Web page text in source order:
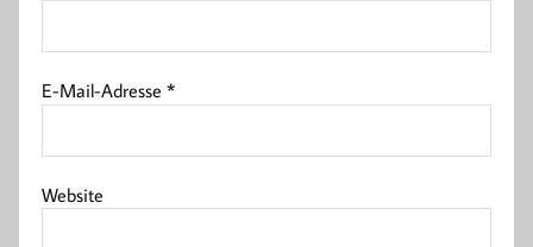
E-Mail-Adresse*
Website